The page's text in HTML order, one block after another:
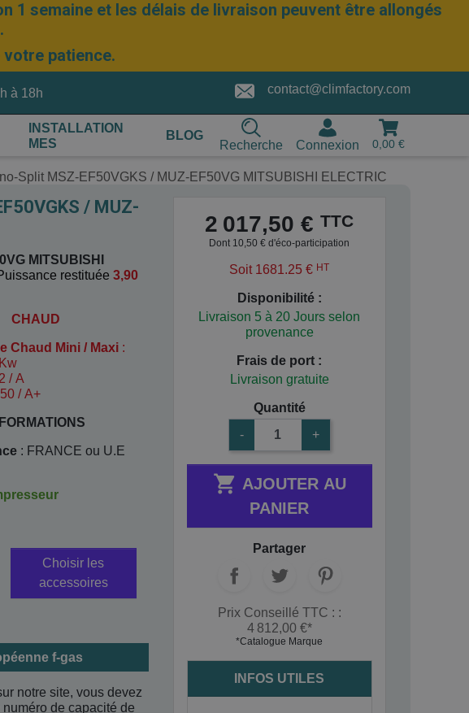
1 semaine et les délais de livraison peuvent être allongés
patience.
à 18h contact@climfactory.com
INSTALLATION
MES
BLOG
Recherche Connexion 0,00 €
Split MSZ-EF50VGKS / MUZ-EF50VG MITSUBISHI ELECTRIC
/ MUZ-
MITSUBISHI
restituée 3,90
CHAUD
Chaud Mini / Maxi :
/ A
/ A+
: FRANCE ou U.E
Choisir les
accessoires
f-gas
notre site, vous devez
de capacité de
2 017,50 €TTC
Dont 10,50 € d'éco-participation
Soit 1681.25 € HT
Disponibilité :
Livraison 5 à 20 Jours selon
provenance
Frais de port :
Livraison gratuite
Quantité
-
+

PANIER
Partager
Prix Conseillé TTC : :
4 812,00 €*
*Catalogue Marque
INFOS UTILES